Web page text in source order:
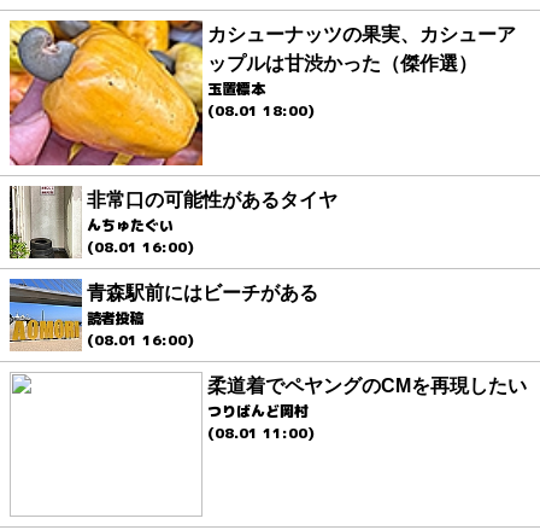
カシューナッツの果実、カシューア
ップルは甘渋かった（傑作選）
玉置標本
(08.01 18:00)
非常口の可能性があるタイヤ
んちゅたぐい
(08.01 16:00)
青森駅前にはビーチがある
読者投稿
(08.01 16:00)
柔道着でペヤングのCMを再現したい
つりばんど岡村
(08.01 11:00)